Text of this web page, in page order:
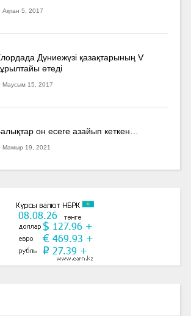
Ақпан 5, 2017
Дүниежүзі қазақтарының V
өтеді
Маусым 15, 2017
он есеге азайып кеткен…
Мамыр 19, 2021